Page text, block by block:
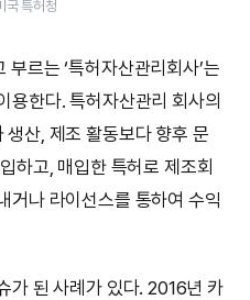
국 특허청
르는 ‘특허자산관리회사’는
용한다. 특허자산관리 회사의
산, 제조 활동보다 향후 문
하고, 매입한 특허로 제조회
거나 라이선스를 통하여 수익
가 된 사례가 있다. 2016년 카